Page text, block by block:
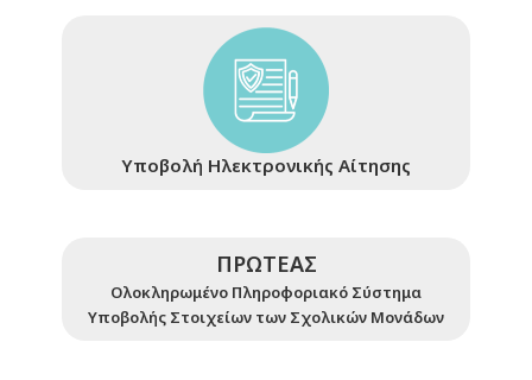
Υποβολή Ηλεκτρονικής Αίτησης
ΠΡΩΤΕΑΣ
Ολοκληρωμένο Πληροφοριακό Σύστημα
Υποβολής Στοιχείων των Σχολικών Μονάδων